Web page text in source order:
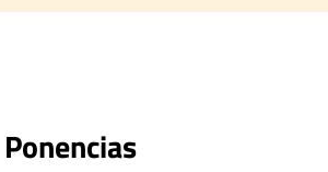
Ponencias